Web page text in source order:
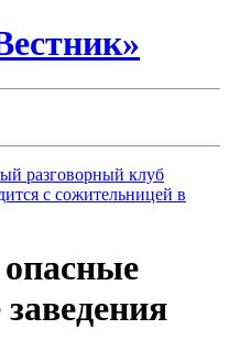
разговорный клуб
с сожительницей в